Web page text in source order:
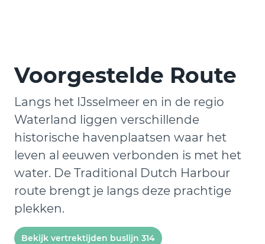
Voorgestelde Route
Langs het IJsselmeer en in de regio
Waterland liggen verschillende
historische havenplaatsen waar het
leven al eeuwen verbonden is met het
water. De Traditional Dutch Harbour
route brengt je langs deze prachtige
plekken.
Bekijk vertrektijden buslijn 314